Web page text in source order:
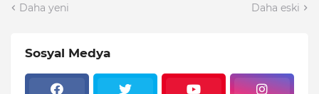
Daha yeni Daha eski
Sosyal Medya